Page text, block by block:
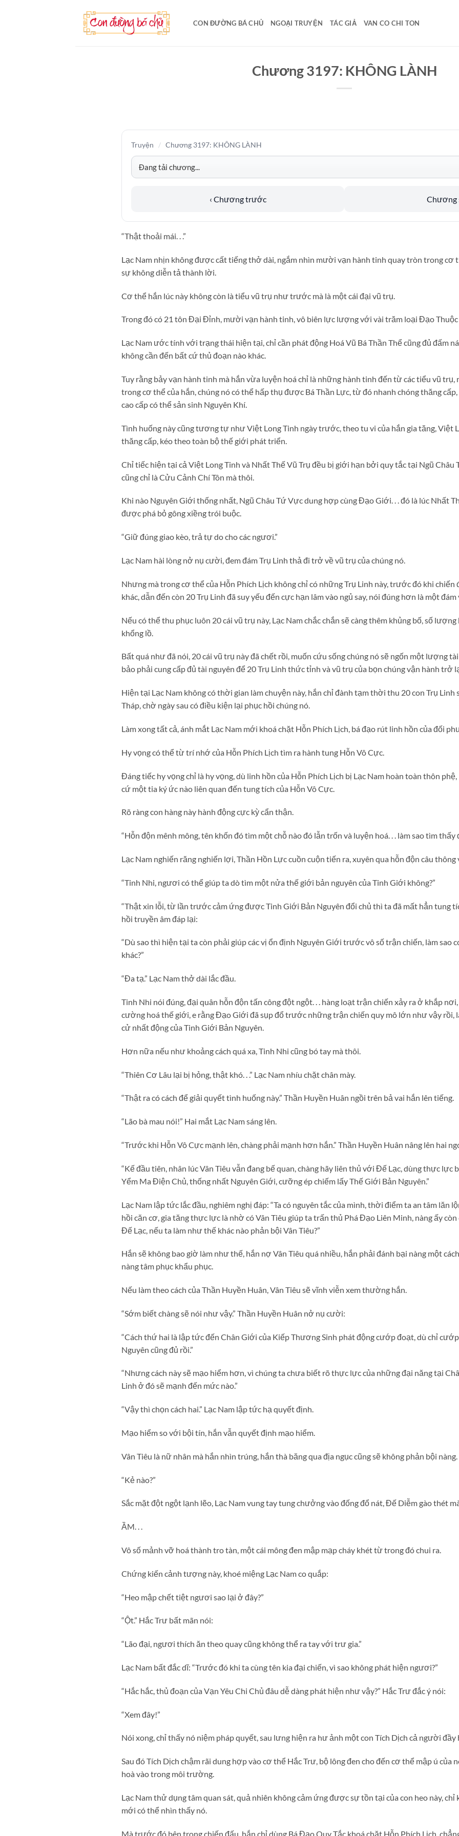
CON ĐƯỜNG BÁ CHỦ NGOẠI TRUYỆN TÁC GIẢ VAN CO CHI TON
Chương 3197: KHÔNG LÀNH
Truyện / Chương 3197: KHÔNG LÀNH
‹ Chương trước Chương
“Thật thoải mái. . .”
Lạc Nam nhịn không được cất tiếng thở dài, ngắm nhìn mười vạn hành tinh quay tròn trong cơ
sự không diễn tả thành lời.
Cơ thể hắn lúc này không còn là tiểu vũ trụ như trước mà là một cái đại vũ trụ.
Trong đó có 21 tôn Đại Đỉnh, mười vạn hành tinh, vô biên lực lượng với vài trăm loại Đạo Thuộc
Lạc Nam ước tính với trạng thái hiện tại, chỉ cần phát động Hoá Vũ Bá Thần Thể cũng đủ đấm
không cần đến bất cứ thủ đoạn nào khác.
Tuy rằng bảy vạn hành tinh mà hắn vừa luyện hoá chỉ là những hành tinh đến từ các tiểu vũ
trong cơ thể của hắn, chúng nó có thể hấp thụ được Bá Thần Lực, từ đó nhanh chóng thăng
cao cấp có thể sản sinh Nguyên Khí.
Tình huống này cũng tương tự như Việt Long Tinh ngày trước, theo tu vi của hắn gia tăng, Việt
thăng cấp, kéo theo toàn bộ thế giới phát triển.
Chỉ tiếc hiện tại cả Việt Long Tinh và Nhất Thế Vũ Trụ đều bị giới hạn bởi quy tắc tại Ngũ Châu
cũng chỉ là Cửu Cảnh Chí Tôn mà thôi.
Khi nào Nguyên Giới thống nhất, Ngũ Châu Tứ Vực dung hợp cùng Đạo Giới. . . đó là lúc Nhất
được phá bỏ gông xiềng trói buộc.
“Giữ đúng giao kèo, trả tự do cho các ngươi.”
Lạc Nam hài lòng nở nụ cười, đem đám Trụ Linh thả đi trở về vũ trụ của chúng nó.
Nhưng mà trong cơ thể của Hỗn Phích Lịch không chỉ có những Trụ Linh này, trước đó khi chiến
khác, dẫn đến còn 20 Trụ Linh đã suy yếu đến cực hạn lâm vào ngủ say, nói đúng hơn là một
Nếu có thể thu phục luôn 20 cái vũ trụ này, Lạc Nam chắc chắn sẽ càng thêm khủng bố, số
khổng lồ.
Bất quá như đã nói, 20 cái vũ trụ này đã chết rồi, muốn cứu sống chúng nó sẽ ngốn một lượng
bảo phải cung cấp đủ tài nguyên để 20 Trụ Linh thức tỉnh và vũ trụ của bọn chúng vận hành trở
Hiện tại Lạc Nam không có thời gian làm chuyện này, hắn chỉ đành tạm thời thu 20 con Trụ Linh
Tháp, chờ ngày sau có điều kiện lại phục hồi chúng nó.
Làm xong tất cả, ánh mắt Lạc Nam mới khoá chặt Hỗn Phích Lịch, bá đạo rút linh hồn của đối
Hy vọng có thể từ trí nhớ của Hỗn Phích Lịch tìm ra hành tung Hỗn Vô Cực.
Đáng tiếc hy vọng chỉ là hy vọng, dù linh hồn của Hỗn Phích Lịch bị Lạc Nam hoàn toàn thôn
cứ một tia ký ức nào liên quan đến tung tích của Hỗn Vô Cực.
Rõ ràng con hàng này hành động cực kỳ cẩn thận.
“Hỗn độn mênh mông, tên khốn đó tìm một chỗ nào đó lẫn trốn và luyện hoá. . . làm sao tìm thấy
Lạc Nam nghiến răng nghiến lợi, Thần Hồn Lực cuồn cuộn tiến ra, xuyên qua hỗn độn câu
“Tinh Nhi, ngươi có thể giúp ta dò tìm một nửa thế giới bản nguyên của Tinh Giới không?”
“Thật xin lỗi, từ lần trước cảm ứng được Tinh Giới Bản Nguyên đổi chủ thì ta đã mất hẳn tung
hồi truyền âm đáp lại:
“Dù sao thì hiện tại ta còn phải giúp các vị ổn định Nguyên Giới trước vô số trận chiến, làm sao
khác?”
“Đa tạ.” Lạc Nam thở dài lắc đầu.
Tinh Nhi nói đúng, đại quân hỗn độn tấn công đột ngột. . . hàng loạt trận chiến xảy ra ở khắp
cường hoá thế giới, e rằng Đạo Giới đã sụp đổ trước những trận chiến quy mô lớn như vậy rồi,
cử nhất động của Tinh Giới Bản Nguyên.
Hơn nữa nếu như khoảng cách quá xa, Tinh Nhi cũng bó tay mà thôi.
“Thiên Cơ Lâu lại bị hỏng, thật khó. . .” Lạc Nam nhíu chặt chân mày.
“Thật ra có cách để giải quyết tình huống này.” Thần Huyền Huân ngồi trên bả vai hắn lên tiếng.
“Lão bà mau nói!” Hai mắt Lạc Nam sáng lên.
“Trước khi Hỗn Vô Cực mạnh lên, chàng phải mạnh hơn hắn.” Thần Huyền Huân nâng lên hai
“Kế đầu tiên, nhân lúc Vân Tiêu vẫn đang bế quan, chàng hãy liên thủ với Đế Lạc, dùng thực lực
Yểm Ma Điện Chủ, thống nhất Nguyên Giới, cưỡng ép chiếm lấy Thế Giới Bản Nguyên.”
Lạc Nam lập tức lắc đầu, nghiêm nghị đáp: “Ta có nguyên tắc của mình, thời điểm ta an tâm lăn
hồi căn cơ, gia tăng thực lực là nhờ có Vân Tiêu giúp ta trấn thủ Phá Đạo Liên Minh, nàng ấy
Đế Lạc, nếu ta làm như thế khác nào phản bội Vân Tiêu?”
Hắn sẽ không bao giờ làm như thế, hắn nợ Vân Tiêu quá nhiều, hắn phải đánh bại nàng một
nàng tâm phục khẩu phục.
Nếu làm theo cách của Thần Huyền Huân, Vân Tiêu sẽ vĩnh viễn xem thường hắn.
“Sớm biết chàng sẽ nói như vậy.” Thần Huyền Huân nở nụ cười:
“Cách thứ hai là lập tức đến Chân Giới của Kiếp Thương Sinh phát động cướp đoạt, dù chỉ
Nguyên cũng đủ rồi.”
“Nhưng cách này sẽ mạo hiểm hơn, vì chúng ta chưa biết rõ thực lực của những đại năng tại
Linh ở đó sẽ mạnh đến mức nào.”
“Vậy thì chọn cách hai.” Lạc Nam lập tức hạ quyết định.
Mạo hiểm so với bội tín, hắn vẫn quyết định mạo hiểm.
Vân Tiêu là nữ nhân mà hắn nhìn trúng, hắn thà băng qua địa ngục cũng sẽ không phản bội nàng.
“Kẻ nào?”
Sắc mặt đột ngột lạnh lẽo, Lạc Nam vung tay tung chưởng vào đống đổ nát, Đế Diễm gào thét
ẦM. . .
Vô số mảnh vỡ hoá thành tro tàn, một cái mông đen mập mạp cháy khét từ trong đó chui ra.
Chứng kiến cảnh tượng này, khoé miệng Lạc Nam co quắp:
“Heo mập chết tiệt ngươi sao lại ở đây?”
“Ột.” Hắc Trư bất mãn nói:
“Lão đại, ngươi thích ăn theo quay cũng không thể ra tay với trư gia.”
Lạc Nam bất đắc dĩ: “Trước đó khi ta cùng tên kia đại chiến, vì sao không phát hiện ngươi?”
“Hắc hắc, thủ đoạn của Vạn Yêu Chi Chủ đâu dễ dàng phát hiện như vậy?” Hắc Trư đắc ý nói:
“Xem đây!”
Nói xong, chỉ thấy nó niệm pháp quyết, sau lưng hiện ra hư ảnh một con Tích Dịch cả người đầy
Sau đó Tích Dịch chậm rãi dung hợp vào cơ thể Hắc Trư, bộ lông đen cho đến cơ thể mập ú của
hoà vào trong môi trường.
Lạc Nam thử dụng tâm quan sát, quả nhiên không cảm ứng được sự tồn tại của con heo này,
mới có thể nhìn thấy nó.
Mà trước đó bên trong chiến đấu, hắn chỉ dùng Bá Đạo Quy Tắc khoá chặt Hỗn Phích Lịch,